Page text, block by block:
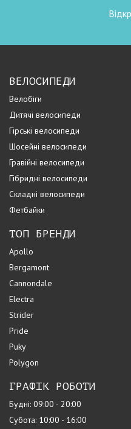
ВЕЛОСИПЕДИ
Велобіги
Дитячі велосипеди
Гірські велосипеди
Шосейні велосипеди
Гравійні велосипеди
Гібридні велосипеди
Складні велосипеди
Фетбайки
ТОП БРЕНДИ
Apollo
Bergamont
Cannondale
Electra
Strider
Pride
Puky
Polygon
ГРАФІК РОБОТИ
Будні: 09:00 - 20:00
Субота: 10:00 - 16:00